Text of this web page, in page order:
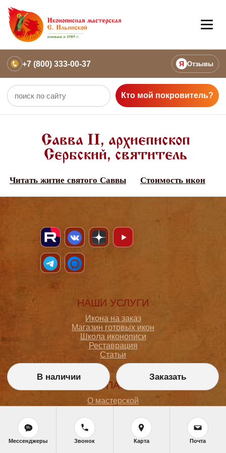
+7 (800) 333-00-37 Я Отзывы
Кто мой покровитель?
Савва II, архиепископ
Сербский, святитель
Читать житие святого Саввы Стоимость икон
НАШИ УСЛУГИ
Икона на заказ
Магазин готовых икон
Школа иконописи
Реставрация
Статьи
ПОКУПАТЕЛЮ
О мастерской
Доставка и оплата
Политика конфиденциальности
Согласие на обработку персональных данных
Политика обработки персональных данных
В наличии Заказать
Мессенджеры Звонок Карта Почта